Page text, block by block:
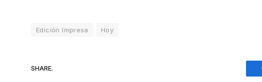
Edición Impresa Hoy
SHARE.